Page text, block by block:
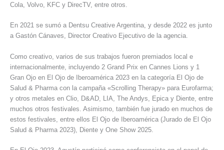
Cola, Volvo, KFC y DirecTV, entre otros.
En 2021 se sumó a Dentsu Creative Argentina, y desde 2022 es junto
a Gastón Cánaves, Director Creativo Ejecutivo de la agencia.
Como creativo, varios de sus trabajos fueron premiados local e
internacionalmente, incluyendo 2 Grand Prix en Cannes Lions y 1
Gran Ojo en El Ojo de Iberoamérica 2023 en la categoría El Ojo de
Salud & Pharma con la campaña «Scrolling Therapy» para Eurofarma;
y otros metales en Clio, D&AD, LIA, The Andys, Epica y Diente, entre
muchos otros festivales. Asimismo, también fue jurado en muchos de
estos festivales, entre ellos El Ojo de Iberoamérica (Jurado de El Ojo
Salud & Pharma 2023), Diente y One Show 2025.